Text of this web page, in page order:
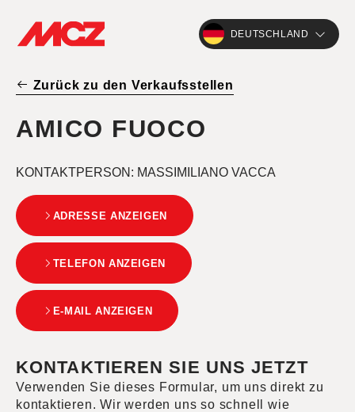
DEUTSCHLAND
Zurück zu den Verkaufsstellen
AMICO FUOCO
KONTAKTPERSON : MASSIMILIANO VACCA
ADRESSE ANZEIGEN
TELEFON ANZEIGEN
E-MAIL ANZEIGEN
KONTAKTIEREN SIE UNS JETZT
Verwenden Sie dieses Formular, um uns direkt zu
kontaktieren. Wir werden uns so schnell wie